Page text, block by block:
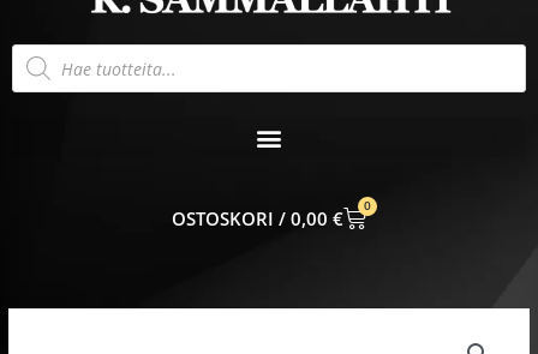
Products
search
0,00 €
0
CART